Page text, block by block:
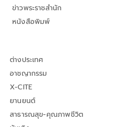
ข่าวพระราชสำนัก
หนังสือพิมพ์
ต่างประเทศ
อาชญากรรม
X-CITE
ยานยนต์
สาธารณสุข-คุณภาพชีวิต